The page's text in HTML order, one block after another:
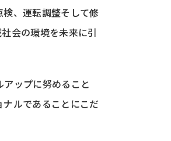
、運転調整そして修
会の環境を未来に引
ップに努めること
ルであることにこだ